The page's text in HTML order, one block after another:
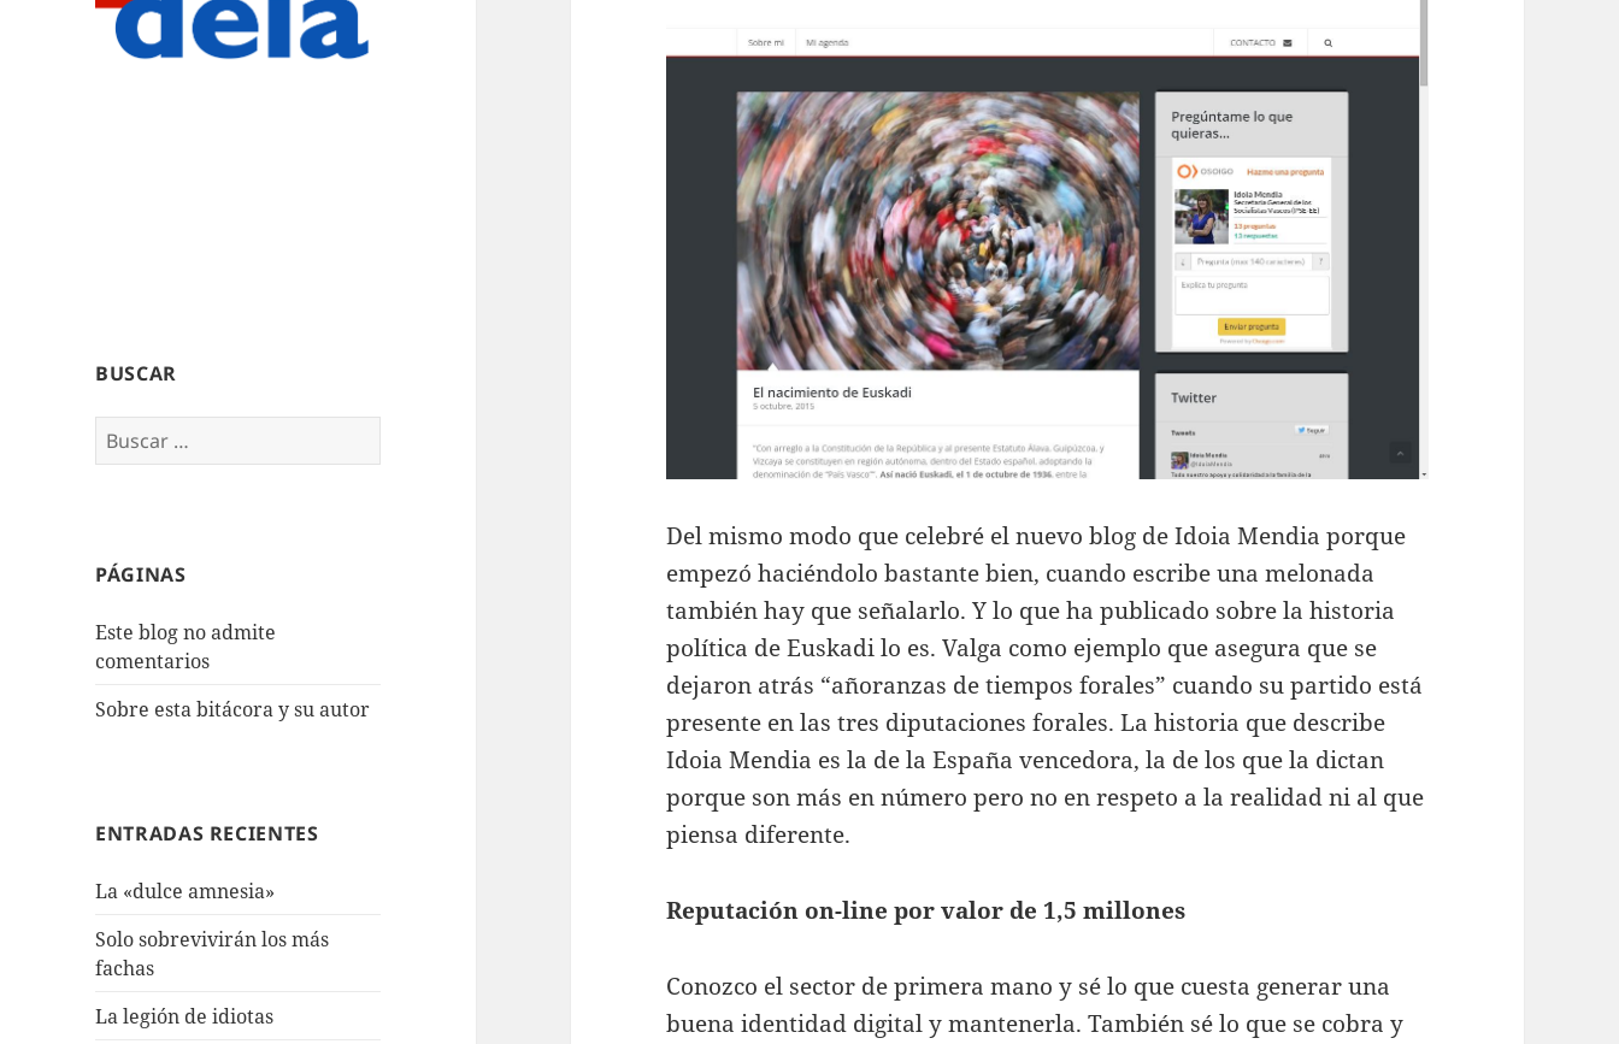
BUSCAR
Buscar:
PÁGINAS
Este blog no admite
comentarios
Sobre esta bitácora y su autor
ENTRADAS RECIENTES
La «dulce amnesia»
Solo sobrevivirán los más
fachas
La legión de idiotas
Del mismo modo que celebré el nuevo blog de Idoia Mendia porque
empezó haciéndolo bastante bien, cuando escribe una melonada
también hay que señalarlo. Y lo que ha publicado sobre la historia
política de Euskadi lo es. Valga como ejemplo que asegura que se
dejaron atrás “añoranzas de tiempos forales” cuando su partido está
presente en las tres diputaciones forales. La historia que describe
Idoia Mendia es la de la España vencedora, la de los que la dictan
porque son más en número pero no en respeto a la realidad ni al que
piensa diferente.
Reputación on-line por valor de 1,5 millones
Conozco el sector de primera mano y sé lo que cuesta generar una
buena identidad digital y mantenerla. También sé lo que se cobra y